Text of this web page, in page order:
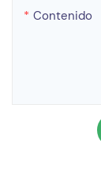
Contenido